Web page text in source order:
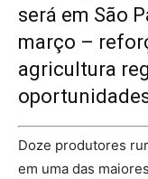
será em São
março –
agricultura
Doze produtores
em uma das